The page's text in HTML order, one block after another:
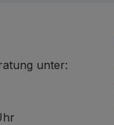
unter: